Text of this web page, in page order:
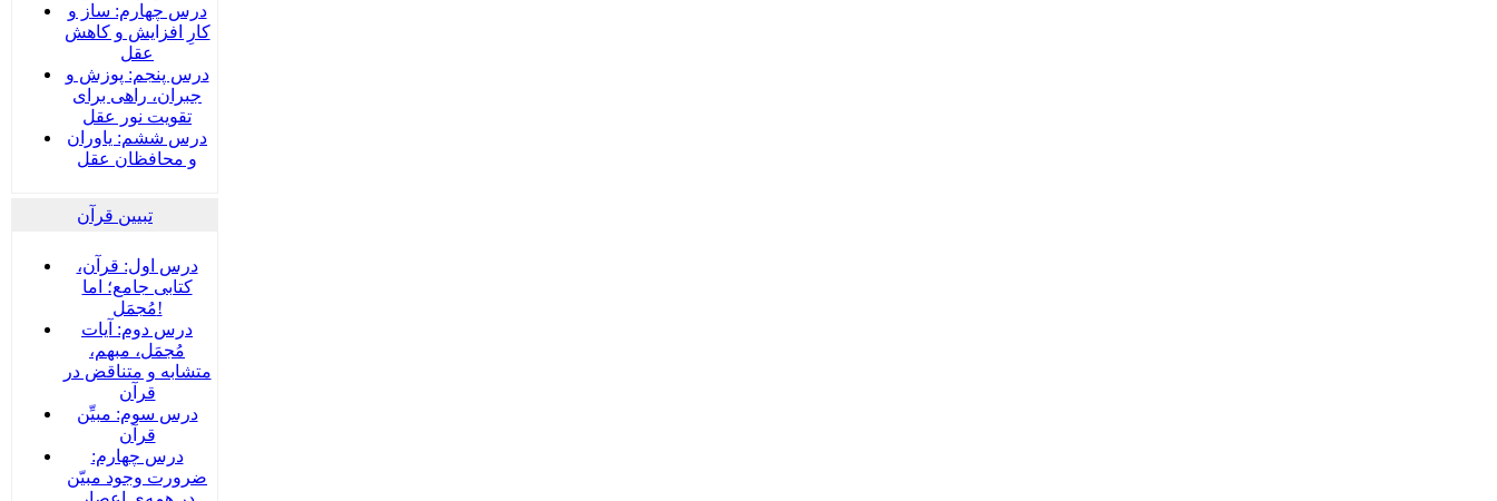
درس چهارم: ساز و
کارِ افزایش و کاهش
عقل
درس پنجم: پوزش و
جبران، راهی برای
تقویت نور عقل
درس ششم: یاوران
و محافظان عقل
تبیین قرآن
درس اول: قرآن،
کتابی جامع؛ اما
مُجمَل!
درس دوم: آیات
مُجمَل، مبهم،
متشابه و متناقض در
قرآن
درس سوم: مبیِّن
قرآن
درس چهارم:
ضرورت وجود مبیّن